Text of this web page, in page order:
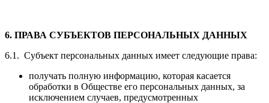
6. ПРАВА СУБЪЕКТОВ ПЕРСОНАЛЬНЫХ ДАННЫХ
6.1. Субъект персональных данных имеет следующие права:
получать полную информацию, которая касается
обработки в Обществе его персональных данных, за
исключением случаев, предусмотренных